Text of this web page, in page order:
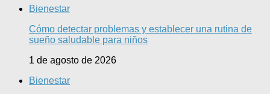
Bienestar
Cómo detectar problemas y establecer una rutina de
sueño saludable para niños
1 de agosto de 2026
Bienestar